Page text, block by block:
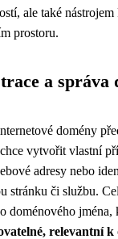
ale také
prostoru.
a správa
domény
vytvořit vlastní
adresy nebo
stránku či službu.
doménového jména,
relevantní k